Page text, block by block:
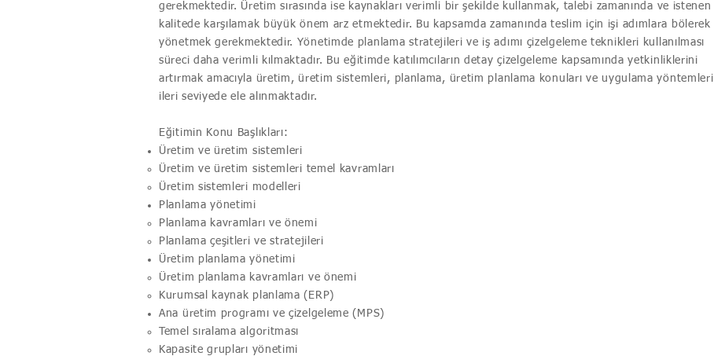
gerekmektedir. Üretim sırasında ise kaynakları verimli bir şekilde kullanmak, talebi zamanında ve istenen
kalitede karşılamak büyük önem arz etmektedir. Bu kapsamda zamanında teslim için işi adımlara bölerek
yönetmek gerekmektedir. Yönetimde planlama stratejileri ve iş adımı çizelgeleme teknikleri kullanılması
süreci daha verimli kılmaktadır. Bu eğitimde katılımcıların detay çizelgeleme kapsamında yetkinliklerini
artırmak amacıyla üretim, üretim sistemleri, planlama, üretim planlama konuları ve uygulama yöntemleri
ileri seviyede ele alınmaktadır.
Eğitimin Konu Başlıkları:
Üretim ve üretim sistemleri
Üretim ve üretim sistemleri temel kavramları
Üretim sistemleri modelleri
Planlama yönetimi
Planlama kavramları ve önemi
Planlama çeşitleri ve stratejileri
Üretim planlama yönetimi
Üretim planlama kavramları ve önemi
Kurumsal kaynak planlama (ERP)
Ana üretim programı ve çizelgeleme (MPS)
Temel sıralama algoritması
Kapasite grupları yönetimi